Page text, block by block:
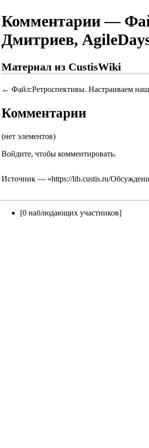
Комментарии —
Дмитриев,
Материал из CustisWiki
← Файл:Ретроспективы. Настраиваем
Комментарии
(нет элементов)
Войдите, чтобы комментировать.
Источник — «https://lib.custis.ru/
[0 наблюдающих участников]